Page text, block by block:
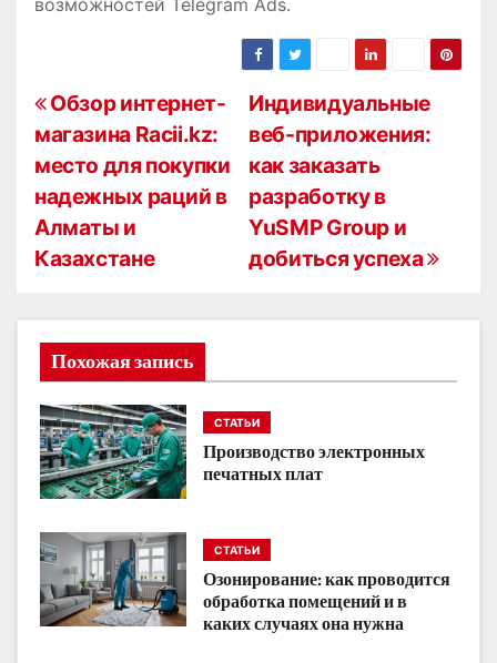
Н
а
в
и
а
ц
и
я
п
о
з
Индивидуальные
веб-приложения:
как заказать
разработку в
YuSMP Group и
добиться успеха
Обзор интернет-
магазина Racii.kz:
место для покупки
надежных раций в
Алматы и
Казахстане
Похожая запись
СТАТЬИ
Производство электронных
печатных плат
СТАТЬИ
Озонирование: как проводится
обработка помещений и в
каких случаях она нужна